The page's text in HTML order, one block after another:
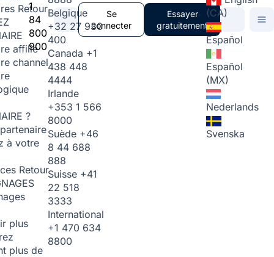
Retour
affilié
channel
?
à votre
Retour
plus
plus de
1
84
800
900
Belgique
+32 27 930
400
Canada +1
438 448
4444
Irlande
+353 1 566
8000
Suède +46
8 44 688
888
Suisse +41
22 518
3333
International
+1 470 634
8800
Se
connecter
Essayer
gratuitement
(CA)
Español
Español
(MX)
Nederlands
Svenska